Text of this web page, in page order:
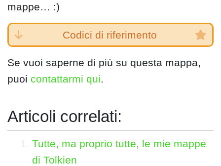
mappe… :)
Codici di riferimento
Se vuoi saperne di più su questa mappa,
puoi contattarmi qui.
Articoli correlati:
Tutte, ma proprio tutte, le mie mappe
di Tolkien